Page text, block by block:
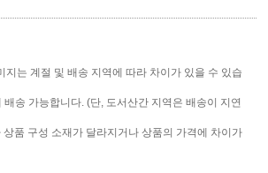
지는 계절 및 배송 지역에 따라 차이가 있을 수 있습
배송 가능합니다. (단, 도서산간 지역은 배송이 지연
품 구성 소재가 달라지거나 상품의 가격에 차이가